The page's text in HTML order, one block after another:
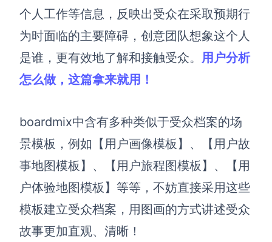
个人工作等信息，反映出受众在采取预期行
为时面临的主要障碍，创意团队想象这个人
是谁，更有效地了解和接触受众。 用户分析
怎么做，这篇拿来就用！
boardmix中含有多种类似于受众档案的场
景模板，例如 【 用户画像模板】 、 【 用户故
事地图模板】 、 【 用户旅程图模板】 、 【 用
户体验地图模板】 等等，不妨直接采用这些
模板建立受众档案，用图画的方式讲述受众
故事更加直观、清晰 ！